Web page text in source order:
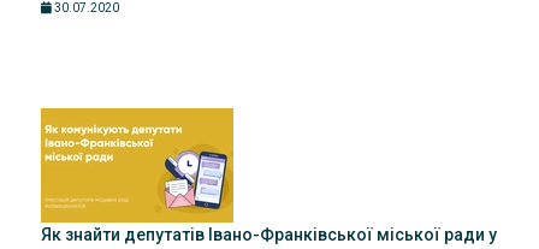
30.07.2020
Як знайти депутатів Івано-Франківської міської ради у